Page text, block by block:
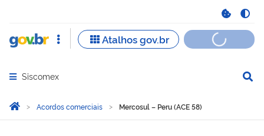
Abrir menu principal de navegação
Siscomex
Você está aqui:
Página Inicial
Acordos comerciais Mercosul – Peru (ACE 58)